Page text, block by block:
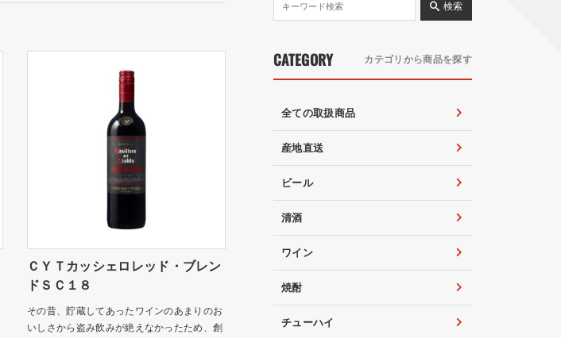
ＣＹＴカッシェロレッド・ブレン
ドＳＣ１８
その昔、貯蔵してあったワインのあまりのお
いしさから盗み飲みが絶えなかったため、創
検索
CATEGORY カテゴリから商品を探す
全ての取扱商品
産地直送
ビール
清酒
ワイン
焼酎
チューハイ